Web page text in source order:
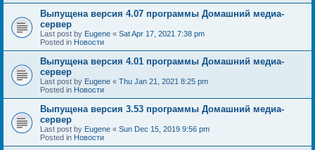
Выпущена версия 4.07 программы Домашний медиа-
сервер
Last post by Eugene « Sat Apr 17, 2021 7:38 pm
Posted in Новости
Выпущена версия 4.01 программы Домашний медиа-
сервер
Last post by Eugene « Thu Jan 21, 2021 8:25 pm
Posted in Новости
Выпущена версия 3.53 программы Домашний медиа-
сервер
Last post by Eugene « Sun Dec 15, 2019 9:56 pm
Posted in Новости